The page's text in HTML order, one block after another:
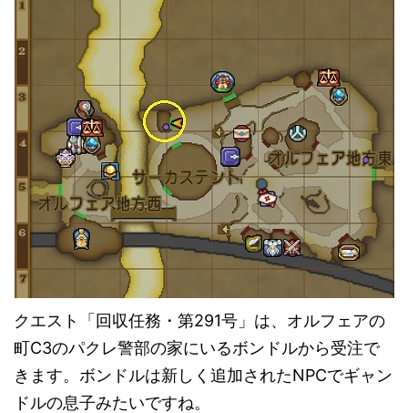
クエスト「回収任務・第291号」は、オルフェアの
町C3のパクレ警部の家にいるボンドルから受注で
きます。ボンドルは新しく追加されたNPCでギャン
ドルの息子みたいですね。